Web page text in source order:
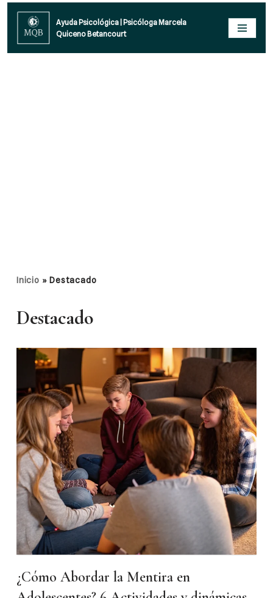
Saltar
al
Ayuda Psicológica | Psicóloga Marcela
Quiceno Betancourt
Inicio »Destacado
Destacado
¿Cómo Abordar la Mentira en